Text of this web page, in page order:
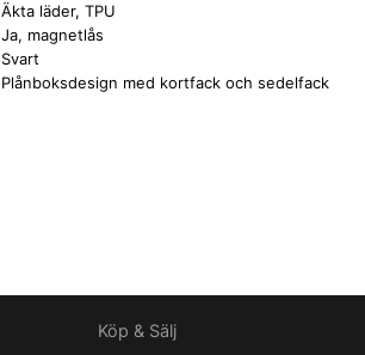
Äkta läder, TPU
Ja, magnetlås
Svart
Plånboksdesign med kortfack och sedelfack
Köp & Sälj